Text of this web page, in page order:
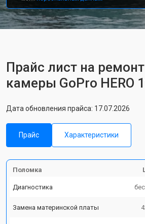
Прайс лист на
камеры GoPro HERO
Дата обновления прайса: 17.07.2026
Прайс Характеристики
Поломка
Диагностика
Замена материнской платы